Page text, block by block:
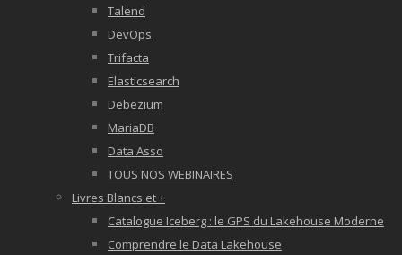
Talend
DevOps
Trifacta
Elasticsearch
Debezium
MariaDB
Data Asso
TOUS NOS WEBINAIRES
Livres Blancs et +
Catalogue Iceberg : le GPS du Lakehouse Moderne
Comprendre le Data Lakehouse